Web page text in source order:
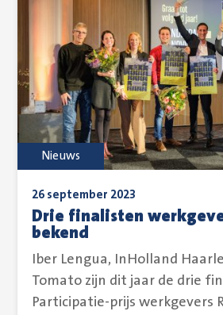
Drie finalisten
bekend
26 september 2023
Iber Lengua, InHolland
Tomato zijn dit jaar de drie
Participatie-prijs werkgevers
Nieuws